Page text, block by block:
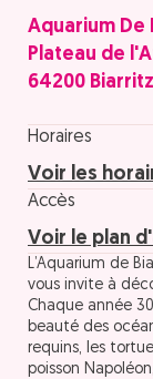
Aquarium De
Plateau de
64200 Biarritz
Horaires
Voir les
Accès
Voir le plan
L’Aquarium de
vous invite à
Chaque année
beauté des
requins, les
poisson